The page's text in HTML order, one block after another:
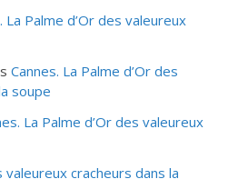
La Palme d’Or des valeureux
Cannes. La Palme d’Or des
soupe
La Palme d’Or des valeureux
cracheurs dans la